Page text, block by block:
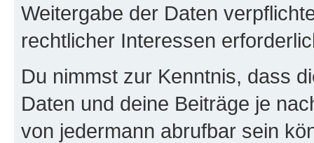
Weitergabe der Daten
rechtlicher Interessen
Du nimmst zur Kenntnis, dass
Daten und deine Beiträge je
von jedermann abrufbar sein